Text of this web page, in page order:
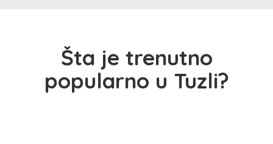
Šta je trenutno
popularno u Tuzli?